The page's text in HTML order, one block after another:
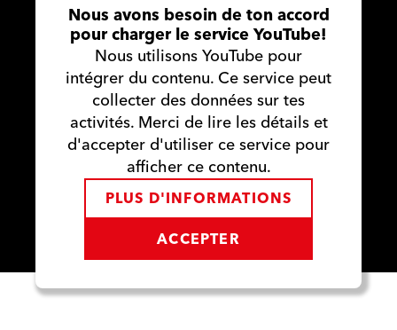
Nous avons besoin de ton accord
pour charger le service YouTube!
Nous utilisons YouTube pour
intégrer du contenu. Ce service peut
collecter des données sur tes
activités. Merci de lire les détails et
d'accepter d'utiliser ce service pour
afficher ce contenu.
PLUS D'INFORMATIONS
ACCEPTER